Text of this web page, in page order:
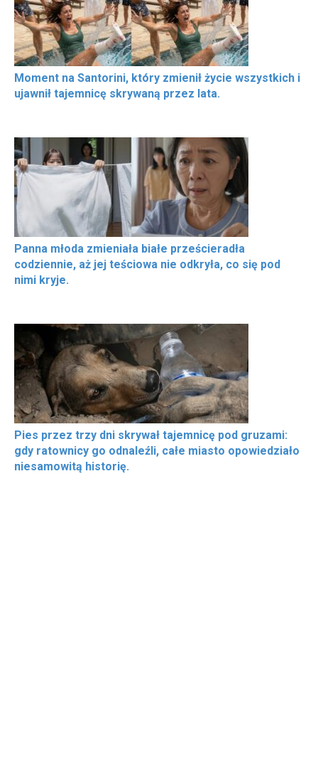
Moment na Santorini, który zmienił życie wszystkich i
ujawnił tajemnicę skrywaną przez lata.
Panna młoda zmieniała białe prześcieradła
codziennie, aż jej teściowa nie odkryła, co się pod
nimi kryje.
Pies przez trzy dni skrywał tajemnicę pod gruzami:
gdy ratownicy go odnaleźli, całe miasto opowiedziało
niesamowitą historię.